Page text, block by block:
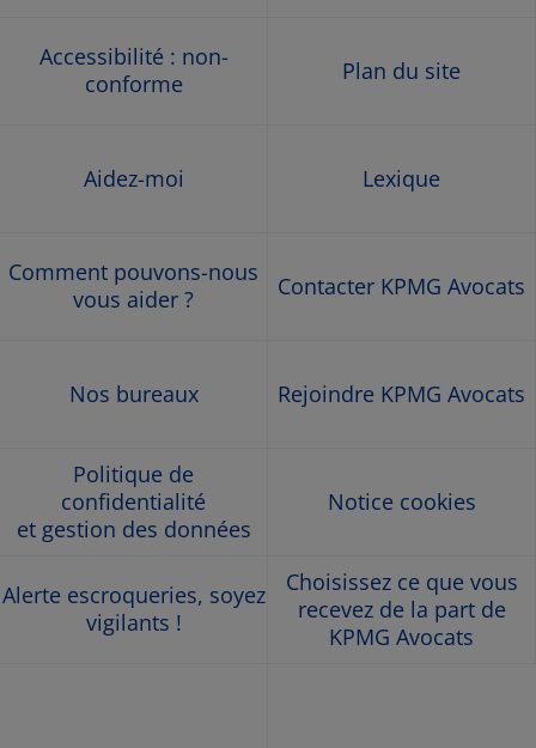
new
window
Accessibilité : non-
conforme
Plan du site
Aidez-moi Lexique
Comment pouvons-nous
vous aider ?
Contacter KPMG Avocats
Nos bureaux Rejoindre KPMG Avocats
Politique de
confidentialité
et gestion des données
Notice cookies
Alerte escroqueries, soyez
vigilants !
Choisissez ce que vous
recevez de la part de
KPMG Avocats